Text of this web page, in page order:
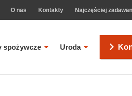
O nas Kontakty Najczęściej
spożywcze Uroda